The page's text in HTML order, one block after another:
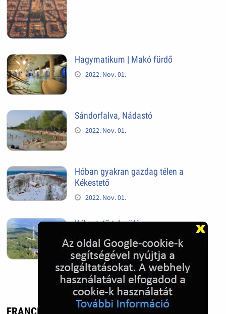
Hagymatikum | Makó fürdő
2022. Nov. 01.
Sándorfalva, Nádastó
2022. Nov. 01.
Hóban gyakran gazdag télen a
Kékestető
2022. Nov. 01.
Kékestető település
2022. Nov. 01.
FRANCIA RIVIÉRA - UTAZÁS, ÉLMÉNY